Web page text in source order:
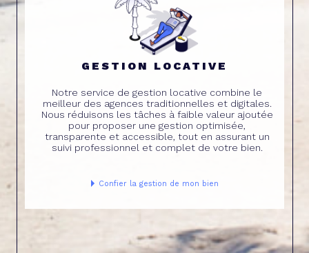
GESTION LOCATIVE
Notre service de gestion locative combine le
meilleur des agences traditionnelles et digitales.
Nous réduisons les tâches à faible valeur ajoutée
pour proposer une gestion optimisée,
transparente et accessible, tout en assurant un
suivi professionnel et complet de votre bien.
Confier la gestion de mon bien